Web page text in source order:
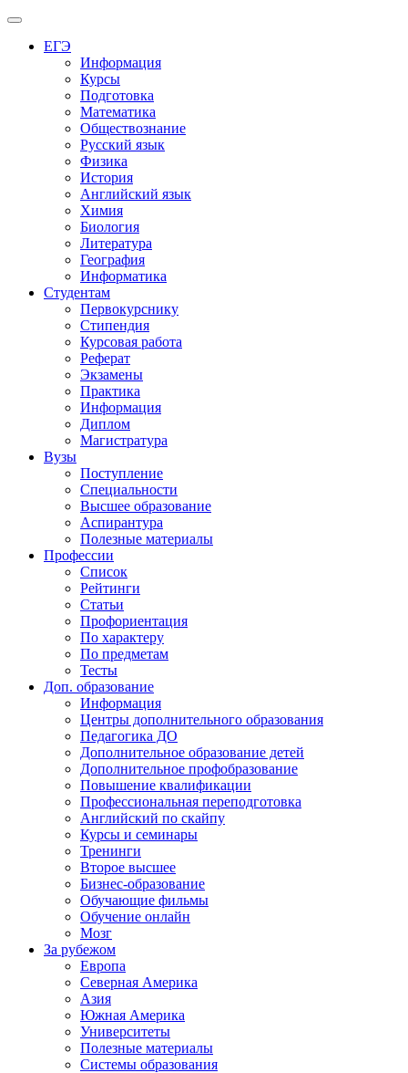
Меню
ЕГЭ
Информация
Курсы
Подготовка
Математика
Обществознание
Русский язык
Физика
История
Английский язык
Химия
Биология
Литература
География
Информатика
Студентам
Первокурснику
Стипендия
Курсовая работа
Реферат
Экзамены
Практика
Информация
Диплом
Магистратура
Вузы
Поступление
Специальности
Высшее образование
Аспирантура
Полезные материалы
Профессии
Список
Рейтинги
Статьи
Профориентация
По характеру
По предметам
Тесты
Доп. образование
Информация
Центры дополнительного образования
Педагогика ДО
Дополнительное образование детей
Дополнительное профобразование
Повышение квалификации
Профессиональная переподготовка
Английский по скайпу
Курсы и семинары
Тренинги
Второе высшее
Бизнес-образование
Обучающие фильмы
Обучение онлайн
Мозг
За рубежом
Европа
Северная Америка
Азия
Южная Америка
Университеты
Полезные материалы
Системы образования